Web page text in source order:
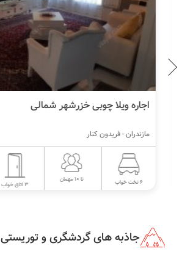
اجاره ویلا چوبی خزرشهر شمالی
مازندران - فریدون کنار
جاذبه های گردشگری و توریستی